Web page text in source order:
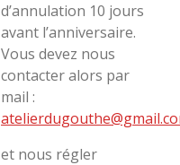
d’annulation 10 jours
avant l’anniversaire.
Vous devez nous
contacter alors par
mail :
et nous régler